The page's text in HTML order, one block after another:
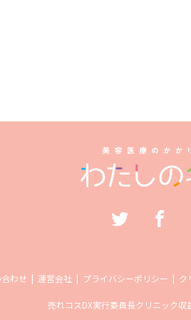
わせ 運営会社 プライバシーポリシー ク
売れコスDX実行委員長クリニック収